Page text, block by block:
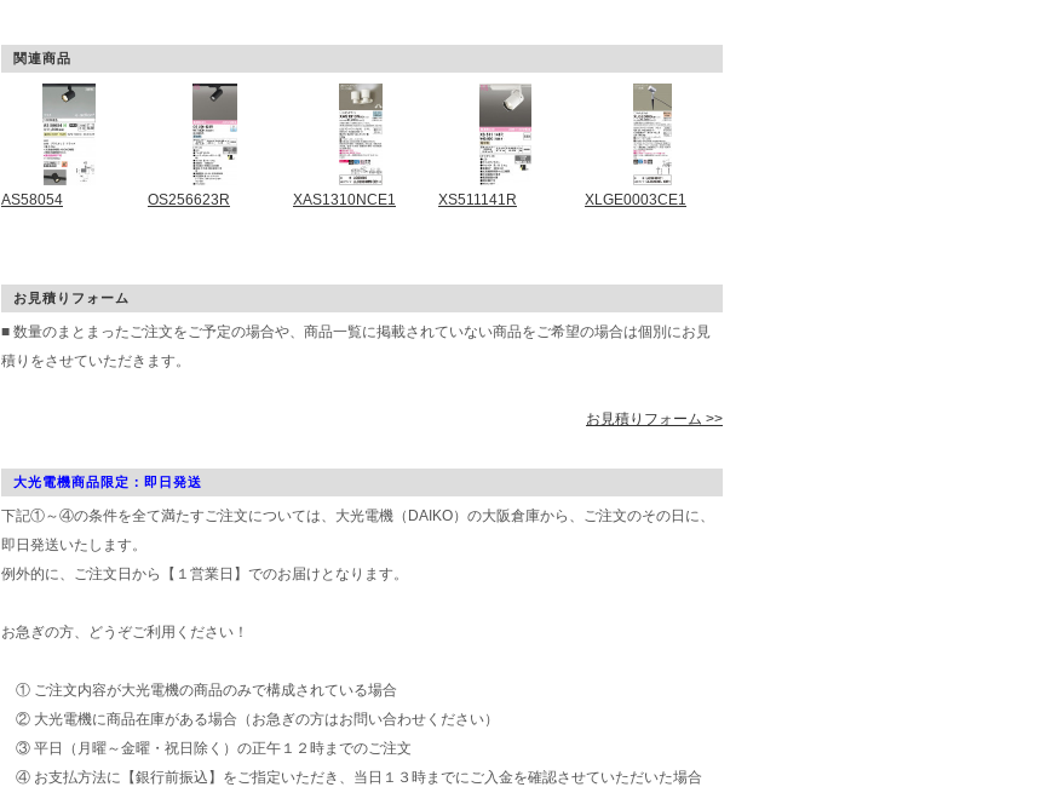
関連商品
AS58054 OS256623R XAS1310NCE1 XS511141R XLGE0003CE1
お見積りフォーム
■ 数量のまとまったご注文をご予定の場合や、商品一覧に掲載されていない商品をご希望の場合は個別にお見
積りをさせていただきます。
お見積りフォーム >>
大光電機商品限定：即日発送
下記①～④の条件を全て満たすご注文については、大光電機（DAIKO）の大阪倉庫から、ご注文のその日に、
即日発送いたします。
例外的に、ご注文日から【１営業日】でのお届けとなります。
お急ぎの方、どうぞご利用ください！
① ご注文内容が大光電機の商品のみで構成されている場合
② 大光電機に商品在庫がある場合（お急ぎの方はお問い合わせください）
③ 平日（月曜～金曜・祝日除く）の正午１２時までのご注文
④ お支払方法に【銀行前振込】をご指定いただき、当日１３時までにご入金を確認させていただいた場合